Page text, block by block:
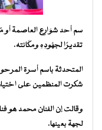
سم أحد شوَارعِ العاصمة أو
تقديرًا لجهُودِهِ ومكَانته.
المتحدثة باسم أسرة
شكرت المنظمين على
وقالت إن الفنان محمد هو
لجهة بعينها.